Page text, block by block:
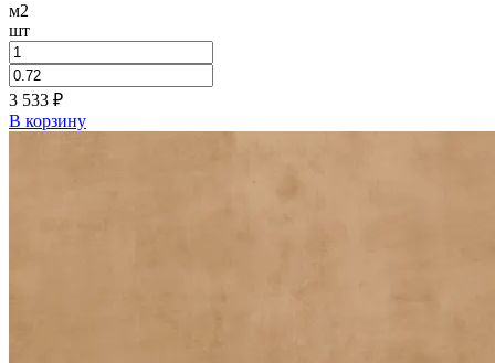
м2
шт
3 533 ₽
В корзину